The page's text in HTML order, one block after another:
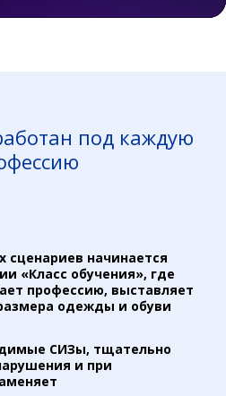
под каждую
сценариев начинается
«Класс обучения», где
профессию, выставляет
одежды и обуви
СИЗы, тщательно
и при